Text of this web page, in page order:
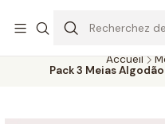
A 5 DIAS
Accueil
Pack 3 Meias